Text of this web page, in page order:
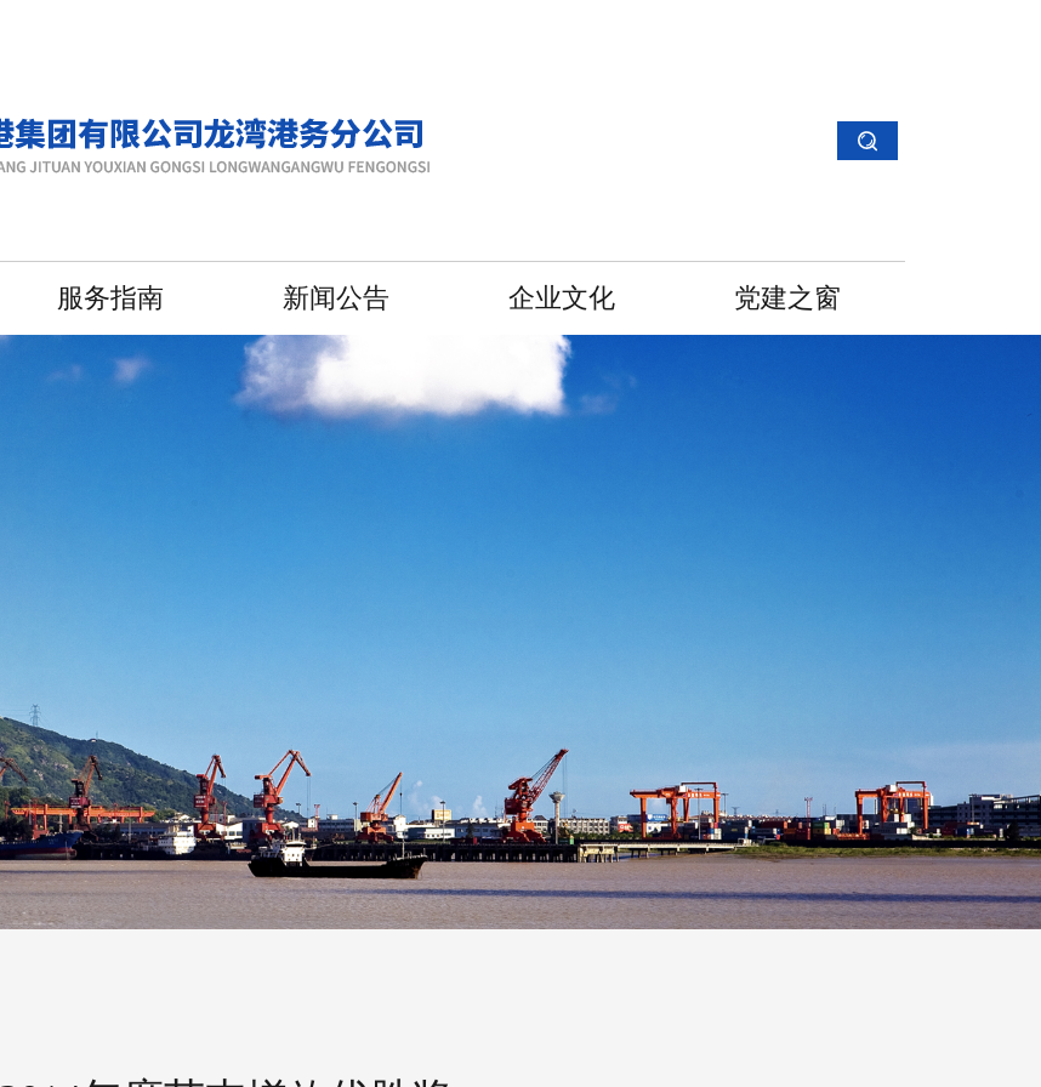
服务指南 新闻公告 企业文化 党建之窗